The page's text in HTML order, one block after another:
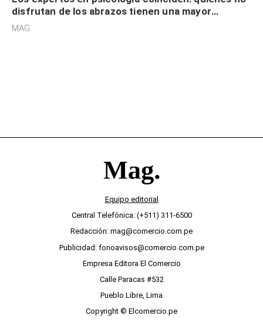
disfrutan de los abrazos tienen una mayor
sensibilidad a los estímulos físicos y no es por
MAG.
Equipo editorial
Central Telefónica: (+511) 311-6500
Redacción: mag@comercio.com.pe
Publicidad: fonoavisos@comercio.com.pe
Empresa Editora El Comercio
Calle Paracas #532
Pueblo Libre, Lima
Copyright © Elcomercio.pe